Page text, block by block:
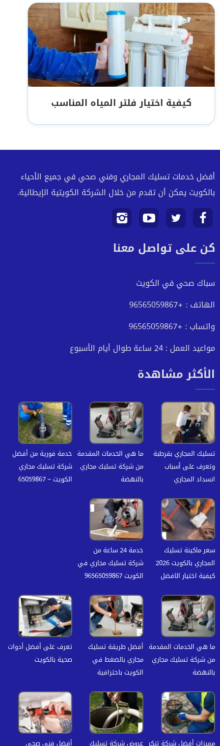
كيفية اختيار فلتر المياه المناسب
أفضل خدمات تسليك المجاري وفني صحي في جميع الأحياء
بالكويت يمكن أن تقدم من خلال الشركة الكويتية الإيطالية.
تابعنا
على
تابعنا
على
تابعنا
على
تابعنا
علىكن على تواصل معنا
سباك صحي في الكويت
الهاتف : +96565059867
واتساب : +96565059867
مواعيد العمل : 24 ساعة طوال أيام الأسبوع
الأكثر مشاهدة
تسليك المجاري بقرطبة
وتعرف على أسباب
انسداد المجاري
ما هي الخدمات المقدمة
من شركة تسليك مجاري
بالنهضة
خدمة فورية من أفضل
شركة تسليك مجاري
الكويت – 65059867
سعر ماكينة تسليك
المجاري بالكويت 2026
كيفية اختيار الافضل
خدمة 24 ساعة من
شركة تسليك مجاري في
الكويت 96565059867
ما هي الخدمات المقدمة
من شركة تسليك مجاري
بالنهضة
أفضل طريقة تسليك
مجاري بالضغط في
الكويت باحترافية
تعرف على أفضل أدوات
صحية بالكويت
مميزات أفضل شركة تنكر عروض شركة تسليك أفضل فنى صحي